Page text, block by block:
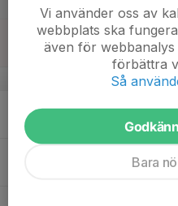
Mån
Vi använder oss av
webbplats ska
även för
förbättra
Så
Bara